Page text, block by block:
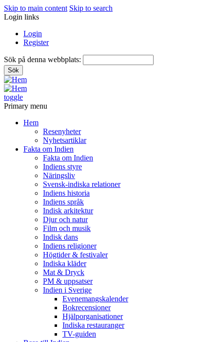
Skip to main content Skip to search
Login links
Login
Register
Sök på denna webbplats:
toggle
Primary menu
Hem
Resenyheter
Nyhetsartiklar
Fakta om Indien
Fakta om Indien
Indiens styre
Näringsliv
Svensk-indiska relationer
Indiens historia
Indiens språk
Indisk arkitektur
Djur och natur
Film och musik
Indisk dans
Indiens religioner
Högtider & festivaler
Indiska kläder
Mat & Dryck
PM & uppsatser
Indien i Sverige
Evenemangskalender
Bokrecensioner
Hjälporganisationer
Indiska restauranger
TV-guiden